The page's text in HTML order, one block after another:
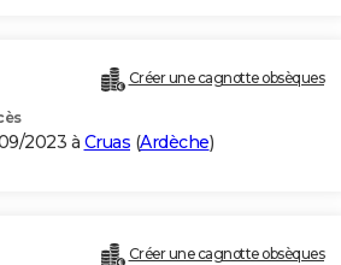
Créer une cagnotte obsèques
2023 à Cruas (Ardèche)
Créer une cagnotte obsèques